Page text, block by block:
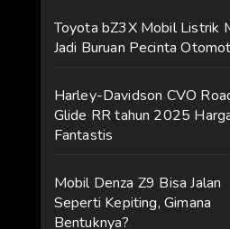
Toyota bZ3X Mobil Listrik
Jadi Buruan Pecinta
Harley-Davidson CVO
Glide RR tahun 2025
Fantastis
Mobil Denza Z9 Bisa Jalan
Seperti Kepiting, Gimana
Bentuknya?